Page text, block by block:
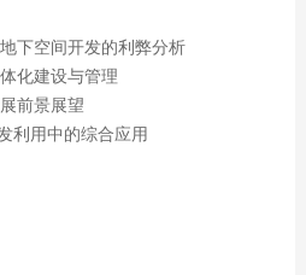
下空间开发的利弊分析
化建设与管理
前景展望
利用中的综合应用